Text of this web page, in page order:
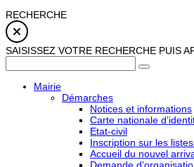
RECHERCHE
SAISISSEZ VOTRE RECHERCHE PUIS
Mairie
Démarches
Notices et informations
Carte nationale
Etat-civil
Inscription sur les
Accueil du nouvel